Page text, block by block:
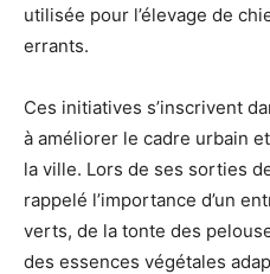
utilisée pour l’élevage de
errants.
Ces initiatives s’inscrivent
à améliorer le cadre urbain
la ville. Lors de ses sorties
rappelé l’importance d’un
verts, de la tonte des
des essences végétales